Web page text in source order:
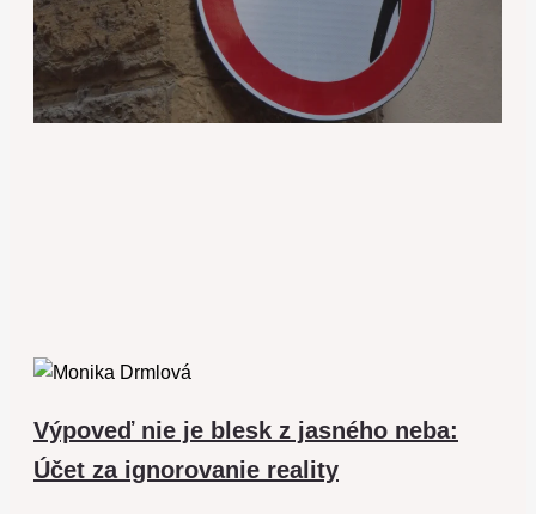
Výpoveď nie je blesk z jasného neba:
Účet za ignorovanie reality